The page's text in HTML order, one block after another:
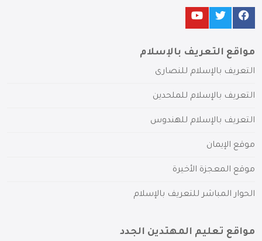
مواقع التعريف بالإسلام
التعريف بالإسلام للنصارى
التعريف بالإسلام للملحدين
التعريف بالإسلام للهندوس
موقع الإيمان
موقع المعجزة الأخيرة
الحوار المباشر للتعريف بالإسلام
مواقع تعليم المهتدين الجدد